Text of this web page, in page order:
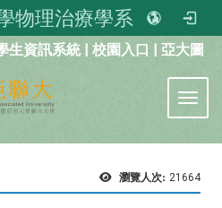
物理治療學系
生資訊系統 | 校園入口 | 亞大圖
瀏覽人次: 21664